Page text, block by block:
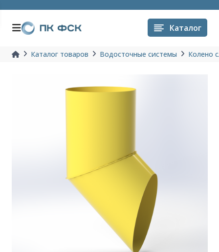
Каталог
Каталог товаров Водосточные системы Колено